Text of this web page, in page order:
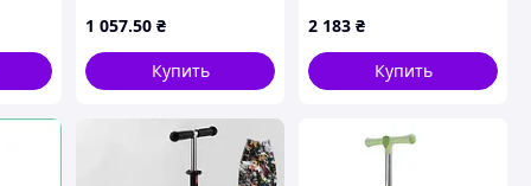
1 057.50 ₴
Купить
большими колесами
200 мм усиленный в
коробке
2 183 ₴
Купить